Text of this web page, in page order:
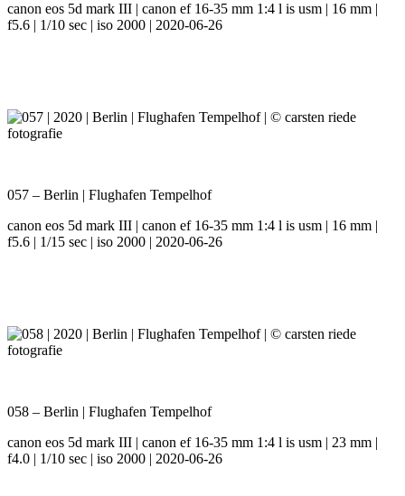
canon eos 5d mark III | canon ef 16-35 mm 1:4 l is usm | 16 mm |
f5.6 | 1/10 sec | iso 2000 | 2020-06-26
057 – Berlin | Flughafen Tempelhof
canon eos 5d mark III | canon ef 16-35 mm 1:4 l is usm | 16 mm |
f5.6 | 1/15 sec | iso 2000 | 2020-06-26
058 – Berlin | Flughafen Tempelhof
canon eos 5d mark III | canon ef 16-35 mm 1:4 l is usm | 23 mm |
f4.0 | 1/10 sec | iso 2000 | 2020-06-26